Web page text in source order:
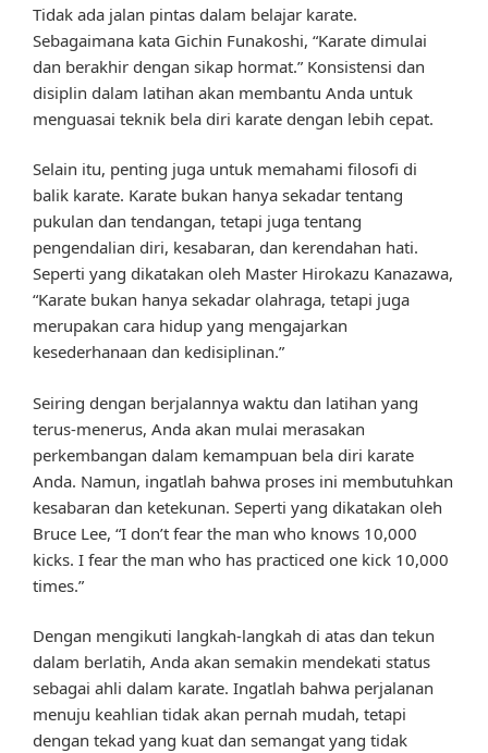
Tidak ada jalan pintas dalam belajar karate.
Sebagaimana kata Gichin Funakoshi, “Karate dimulai
dan berakhir dengan sikap hormat.” Konsistensi dan
disiplin dalam latihan akan membantu Anda untuk
menguasai teknik bela diri karate dengan lebih cepat.
Selain itu, penting juga untuk memahami filosofi di
balik karate. Karate bukan hanya sekadar tentang
pukulan dan tendangan, tetapi juga tentang
pengendalian diri, kesabaran, dan kerendahan hati.
Seperti yang dikatakan oleh Master Hirokazu Kanazawa,
“Karate bukan hanya sekadar olahraga, tetapi juga
merupakan cara hidup yang mengajarkan
kesederhanaan dan kedisiplinan.”
Seiring dengan berjalannya waktu dan latihan yang
terus-menerus, Anda akan mulai merasakan
perkembangan dalam kemampuan bela diri karate
Anda. Namun, ingatlah bahwa proses ini membutuhkan
kesabaran dan ketekunan. Seperti yang dikatakan oleh
Bruce Lee, “I don’t fear the man who knows 10,000
kicks. I fear the man who has practiced one kick 10,000
times.”
Dengan mengikuti langkah-langkah di atas dan tekun
dalam berlatih, Anda akan semakin mendekati status
sebagai ahli dalam karate. Ingatlah bahwa perjalanan
menuju keahlian tidak akan pernah mudah, tetapi
dengan tekad yang kuat dan semangat yang tidak